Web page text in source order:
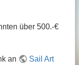
über 500.-€
an
Sail Art